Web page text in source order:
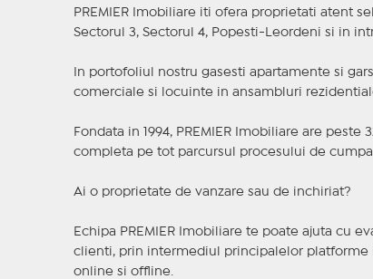
PREMIER Imobiliare iti ofera proprietati atent
Sectorul 3, Sectorul 4, Popesti-Leordeni si in
In portofoliul nostru gasesti apartamente si
comerciale si locuinte in ansambluri
Fondata in 1994, PREMIER Imobiliare are
completa pe tot parcursul procesului de
Ai o proprietate de vanzare sau de inchiriat?
Echipa PREMIER Imobiliare te poate ajuta cu
clienti, prin intermediul principalelor
online si offline.